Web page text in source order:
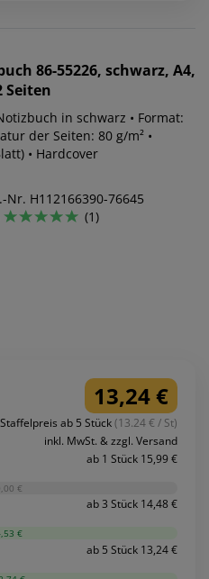
86-55226, schwarz, A4,
Seiten
in schwarz • Format:
der Seiten: 80 g/m² •
Seitenanzahl: 192 Seiten (96 Blatt) • Hardcover
Nr. H112166390-76645
(1)
13,24 €
Staffelpreis ab 5 Stück(13.24 € / St)
inkl. MwSt. & zzgl. Versand
ab 1 Stück 15,99 €
€
ab 3 Stück 14,48 €
€
ab 5 Stück 13,24 €